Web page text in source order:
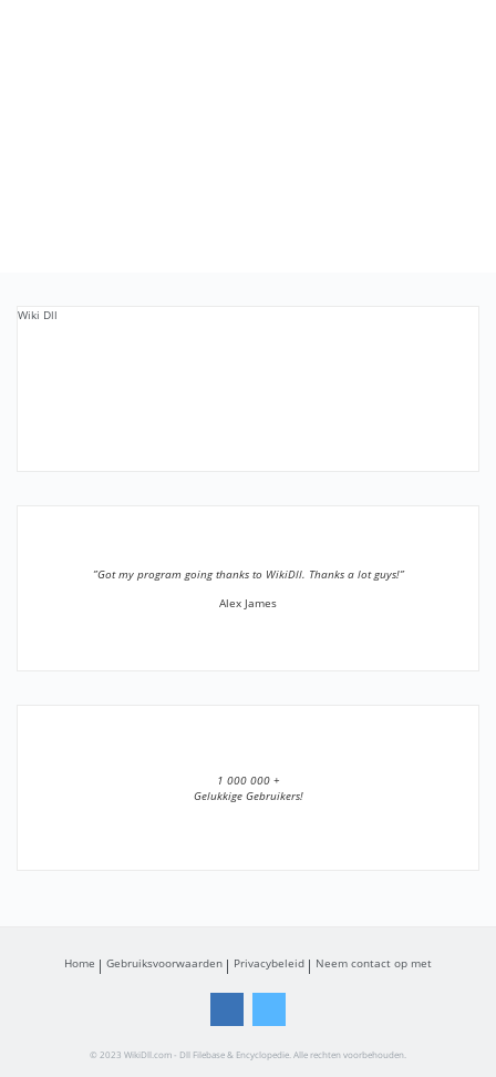
Wiki Dll
”Got my program going thanks to WikiDll. Thanks a lot guys!”
Alex James
1 000 000 +
Gelukkige Gebruikers!
Home Gebruiksvoorwaarden Privacybeleid Neem contact op met
© 2023 WikiDll.com - Dll Filebase & Encyclopedie. Alle rechten voorbehouden.